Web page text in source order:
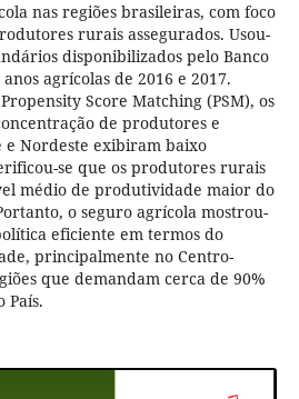
nas regiões brasileiras, com foco
rurais assegurados. Usou-
disponibilizados pelo Banco
agrícolas de 2016 e 2017.
Score Matching (PSM), os
de produtores e
e Nordeste exibiram baixo
se que os produtores rurais
médio de produtividade maior do
o seguro agrícola mostrou-
eficiente em termos do
principalmente no Centro-
que demandam cerca de 90%
País.